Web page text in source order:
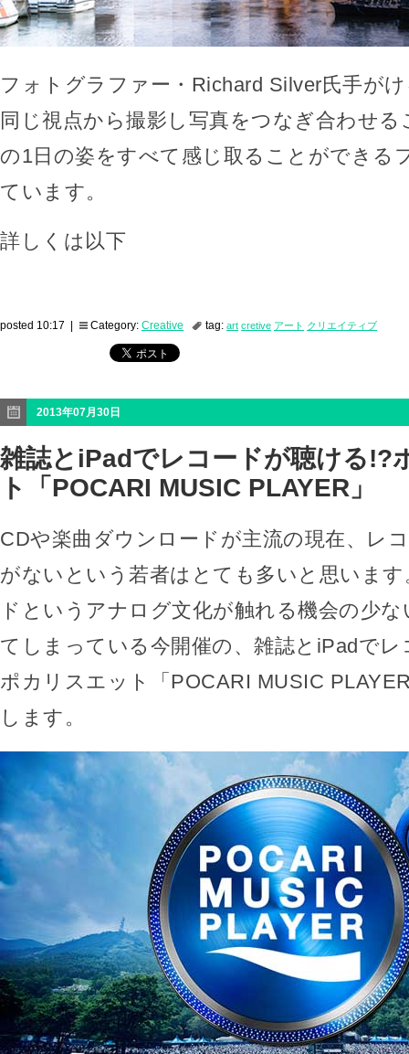
フォトグラファー・Richard Silver氏手が
同じ視点から撮影し写真をつなぎ合わせ
の1日の姿をすべて感じ取ることができる
ています。
詳しくは以下
posted 10:17 | Category: Creative tag: art cretive アート クリエイティブ
2013年07月30日
雑誌とiPadでレコードが聴ける!?
ト「POCARI MUSIC PLAYER」
CDや楽曲ダウンロードが主流の現在、レ
がないという若者はとても多いと思いま
ドというアナログ文化が触れる機会の少
てしまっている今開催の、雑誌とiPadで
ポカリスエット「POCARI MUSIC
します。